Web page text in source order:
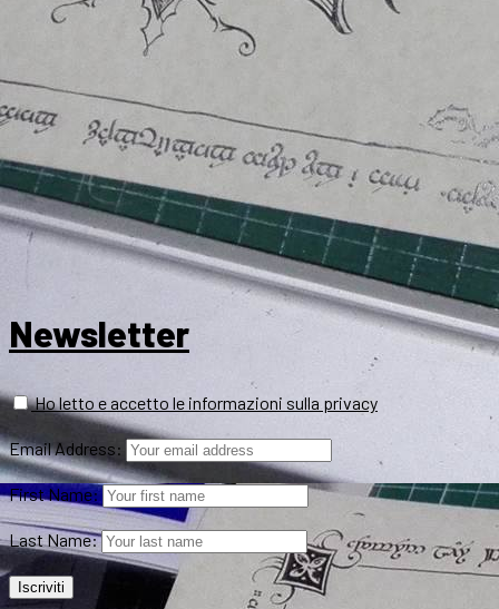
Newsletter
Ho letto e accetto le informazioni sulla privacy
Email Address:
First Name:
Last Name: